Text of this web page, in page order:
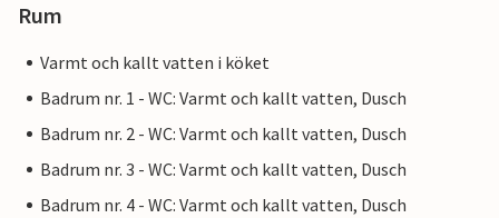
Rum
Varmt och kallt vatten i köket
Badrum nr. 1 - WC: Varmt och kallt vatten, Dusch
Badrum nr. 2 - WC: Varmt och kallt vatten, Dusch
Badrum nr. 3 - WC: Varmt och kallt vatten, Dusch
Badrum nr. 4 - WC: Varmt och kallt vatten, Dusch